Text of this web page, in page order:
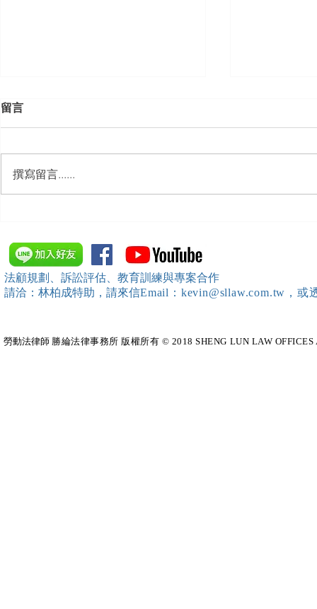
中、南等地辦理（職場霸凌防
治教育訓練）課程 邀請本所律
師團隊擔任講師，課程圓滿完
成~*
留言
撰寫留言......
法顧規劃、訴訟評估、教育訓練與專案合作
請洽：林柏成特助 ，請來信Email：kevin@sllaw.com.tw，
勞動法律師​ 勝綸法律事務所 版權所有 © 2018 SHENG LUN LAW